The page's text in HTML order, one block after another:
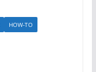
HOW-TO